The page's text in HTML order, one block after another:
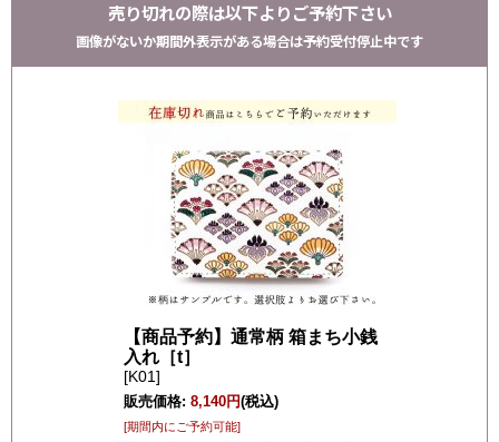
売り切れの際は以下よりご予約下さい
画像がないか期間外表示がある場合は予約受付停止中です